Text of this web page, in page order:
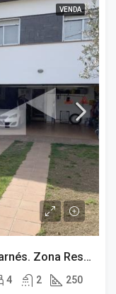
VENDA
Casa aïllada a Santa Coloma de Farnés. Zona Residencial.
4 2 250